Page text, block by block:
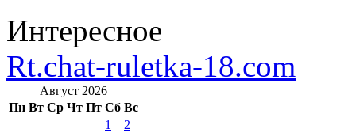
Интересное
Rt.chat-ruletka-18.com
Август 2026
Пн Вт Ср Чт Пт Сб Вс
1
2